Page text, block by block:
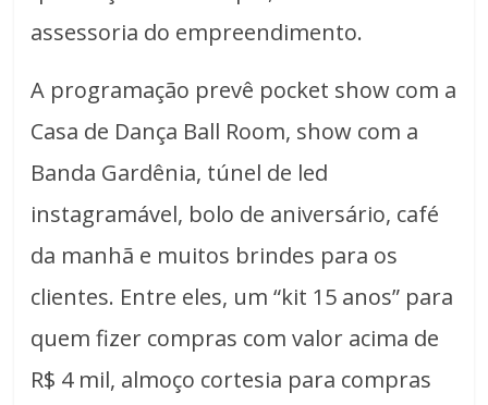
assessoria do empreendimento.
A programação prevê pocket show com a
Casa de Dança Ball Room, show com a
Banda Gardênia, túnel de led
instagramável, bolo de aniversário, café
da manhã e muitos brindes para os
clientes. Entre eles, um “kit 15 anos” para
quem fizer compras com valor acima de
R$ 4 mil, almoço cortesia para compras